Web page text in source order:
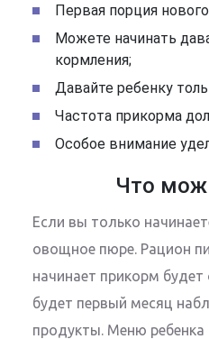
Первая порция
Можете начинать
кормления;
Давайте ребенку
Частота прикорма
Особое внимание
Что
Если вы только
овощное пюре. Рацион
начинает прикорм
будет первый месяц
продукты. Меню ребенка